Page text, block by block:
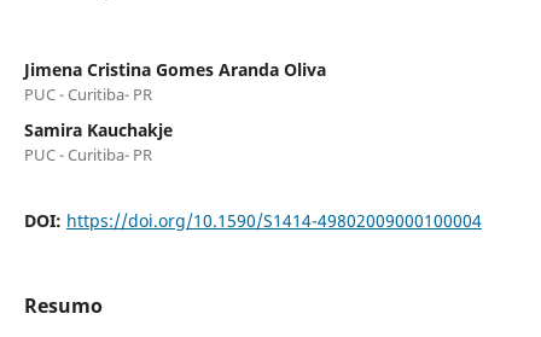
Jimena Cristina Gomes Aranda Oliva
PUC - Curitiba- PR
Samira Kauchakje
PUC - Curitiba- PR
DOI: https://doi.org/10.1590/S1414-49802009000100004
Resumo